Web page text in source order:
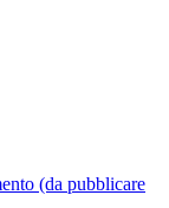
(da pubblicare